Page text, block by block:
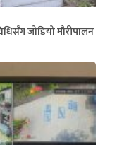
जोडियो मौरीपालन